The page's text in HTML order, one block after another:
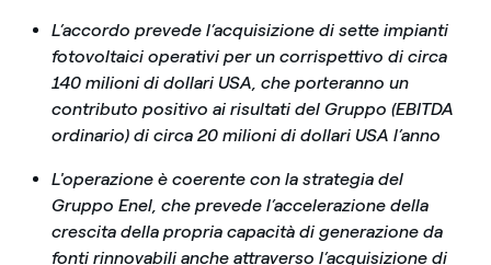
L’accordo prevede l’acquisizione di sette impianti
fotovoltaici operativi per un corrispettivo di circa
140 milioni di dollari USA, che porteranno un
contributo positivo ai risultati del Gruppo (EBITDA
ordinario) di circa 20 milioni di dollari USA l’anno
L'operazione è coerente con la strategia del
Gruppo Enel, che prevede l’accelerazione della
crescita della propria capacità di generazione da
fonti rinnovabili anche attraverso l’acquisizione di